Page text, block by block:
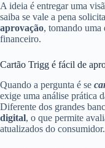
A ideia é entregar uma
saiba se vale a pena
aprovação, tomando uma
financeiro.
Cartão Trigg é fácil de
Quando a pergunta é se
exige uma análise prática
Diferente dos grandes
digital, o que permite
atualizados do consumidor.